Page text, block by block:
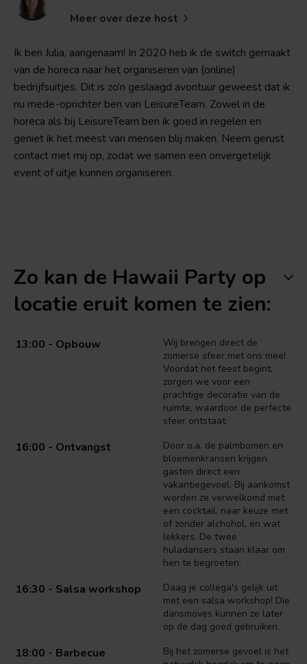
Meer over deze host
Ik ben Julia, aangenaam! In 2020 heb ik de switch gemaakt
van de horeca naar het organiseren van (online)
bedrijfsuitjes. Dit is zo’n geslaagd avontuur geweest dat ik
nu mede-oprichter ben van LeisureTeam. Zowel in de
horeca als bij LeisureTeam ben ik goed in regelen en
geniet ik het meest van mensen blij maken. Neem gerust
contact met mij op, zodat we samen een onvergetelijk
event of uitje kunnen organiseren.
Zo kan de Hawaii Party op
locatie eruit komen te zien:
13:00 - Opbouw
Wij brengen direct de
zomerse sfeer met ons mee!
Voordat het feest begint,
zorgen we voor een
prachtige decoratie van de
ruimte, waardoor de perfecte
sfeer ontstaat.
16:00 - Ontvangst
Door o.a. de palmbomen en
bloemenkransen krijgen
gasten direct een
vakantiegevoel. Bij aankomst
worden ze verwelkomd met
een cocktail, naar keuze met
of zonder alchohol, en wat
lekkers. De twee
huladansers staan klaar om
hen te begroeten.
16:30 - Salsa workshop
Daag je collega's gelijk uit
met een salsa workshop! Die
dansmoves kunnen ze later
op de dag goed gebruiken.
18:00 - Barbecue
Bij het zomerse gevoel is het